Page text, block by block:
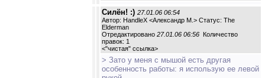
Силён! :) 27.01.06 06:54
Автор: HandleX <Александр М.> Статус: The
Elderman
Отредактировано 27.01.06 06:56 Количество
правок: 1
<"чистая" ссылка>
> Зато у меня с мышой есть другая
особенность работы: я использую ее левой